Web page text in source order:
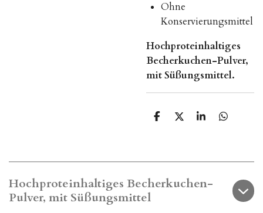
Ohne
Konservierungsmittel
Hochproteinhaltiges
Becherkuchen-Pulver,
mit Süßungsmittel.
T
e
T
e
T
e
T
e
Hochproteinhaltiges Becherkuchen-
Pulver, mit Süßungsmittel